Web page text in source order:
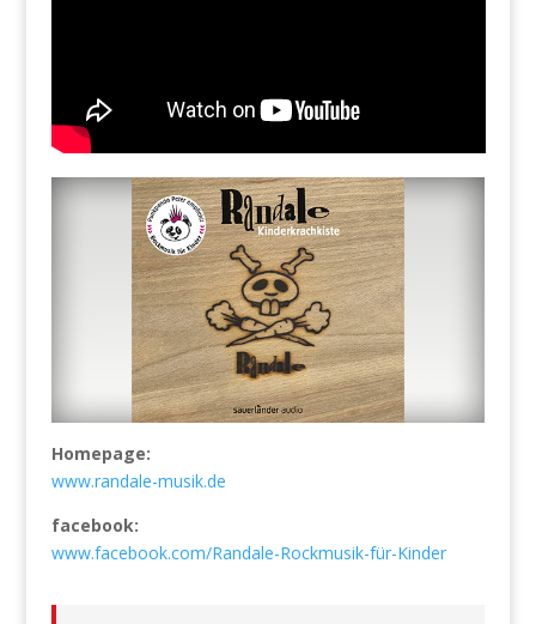
Homepage:
www.randale-musik.de
facebook:
www.facebook.com/Randale-Rockmusik-für-Kinder